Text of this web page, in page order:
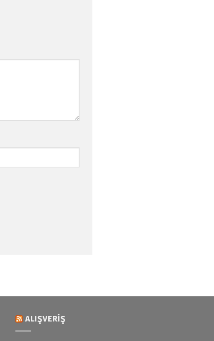
ALIŞVERIŞ